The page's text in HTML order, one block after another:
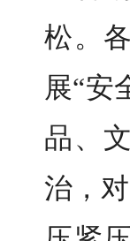
松。
展“安
品、
治，